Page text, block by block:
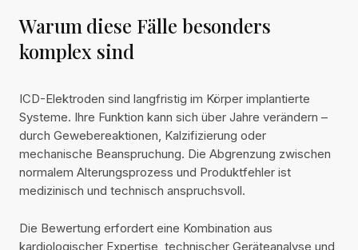
Warum diese Fälle besonders
komplex sind
ICD-Elektroden sind langfristig im Körper implantierte
Systeme. Ihre Funktion kann sich über Jahre verändern –
durch Gewebereaktionen, Kalzifizierung oder
mechanische Beanspruchung. Die Abgrenzung zwischen
normalem Alterungsprozess und Produktfehler ist
medizinisch und technisch anspruchsvoll.
Die Bewertung erfordert eine Kombination aus
kardiologischer Expertise, technischer Geräteanalyse und